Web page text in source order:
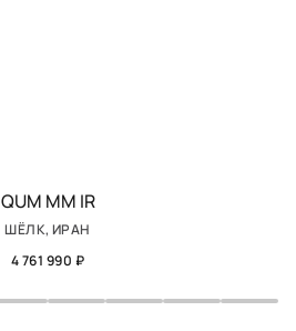
QUM MM IR
ШЁЛК, ИРАН
4 761 990 ₽